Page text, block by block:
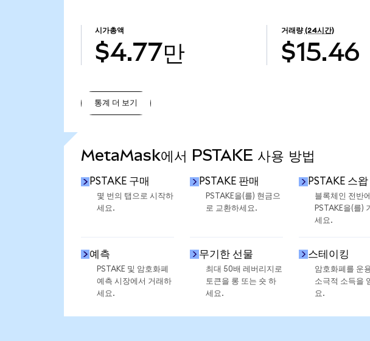
시가총액
$4.77만
거래량 (24시간)
$15.46
통계 더 보기
MetaMask에서 PSTAKE 사용 방법
PSTAKE 구매
몇 번의 탭으로 시작하
세요.
PSTAKE 판매
PSTAKE을(를) 현금으
로 교환하세요.
PSTAKE 스왑
블록체인 전반
PSTAKE을(를)
세요.
예측
PSTAKE 및 암호화폐
예측 시장에서 거래하
세요.
무기한 선물
최대 50배 레버리지로
토큰을 롱 또는 숏 하
세요.
스테이킹
암호화폐를 운
소극적 소득을
요.